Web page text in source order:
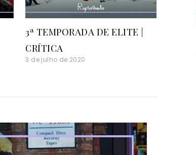
3ª TEMPORADA DE ELITE |
CRÍTICA
3 de julho de 2020